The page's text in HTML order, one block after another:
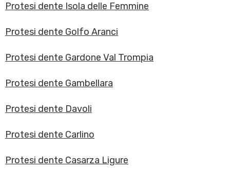
Protesi dente Isola delle Femmine
Protesi dente Golfo Aranci
Protesi dente Gardone Val Trompia
Protesi dente Gambellara
Protesi dente Davoli
Protesi dente Carlino
Protesi dente Casarza Ligure